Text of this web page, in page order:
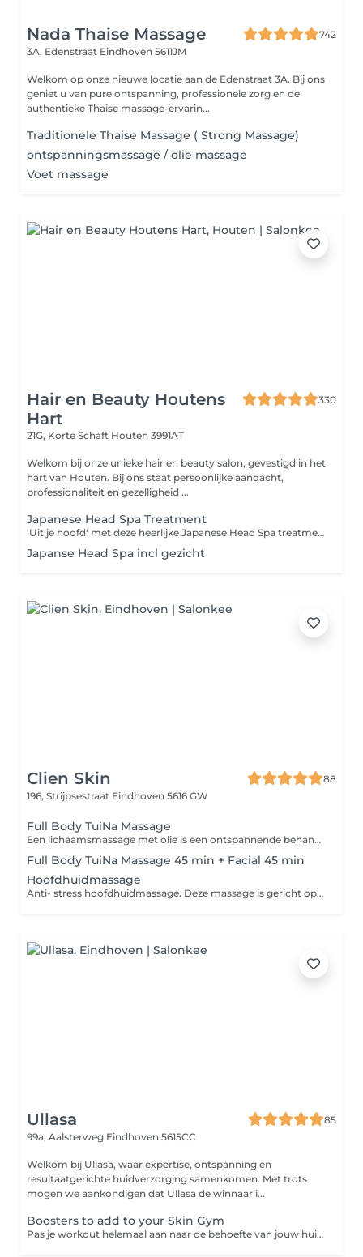
Nada Thaise Massage
742
3A, Edenstraat Eindhoven 5611JM
Welkom op onze nieuwe locatie aan de Edenstraat 3A. Bij ons
geniet u van pure ontspanning, professionele zorg en de
authentieke Thaise massage-ervarin...
Traditionele Thaise Massage ( Strong Massage)
ontspanningsmassage / olie massage
Voet massage
Hair en Beauty Houtens
Hart
330
21G, Korte Schaft Houten 3991AT
Welkom bij onze unieke hair en beauty salon, gevestigd in het
hart van Houten. Bij ons staat persoonlijke aandacht,
professionaliteit en gezelligheid ...
Japanese Head Spa Treatment
'Uit je hoofd' met deze heerlijke Japanese Head Spa treatment. Tijdens deze behandeling wordt je hoofdhuid, gezicht, nek en schouders gemasseerd met de producten van FFOR . Deze zijn 100% vegan en gemaakt van natuurlijk afgeleide ingrediënten. Tijdens de massage wordt je hoofdhuid grondig gereingd en gevoed. Je haar wordt hierna losjes met de hand gedroogd.
Japanse Head Spa incl gezicht
Clien Skin
88
196, Strijpsestraat Eindhoven 5616 GW
Full Body TuiNa Massage
Een lichaamsmassage met olie is een ontspannende behandeling die het hele lichaam verzorgt en tot rust brengt. Door warme, voedende olie en TuiNa-technieken afkomstig uit de traditionele Chinese geneeskunde worden meridianen en drukpunten gestimuleerd. Dit bevordert de doorbloeding, vermindert spierspanning en kalmeert het zenuwstelsel. Tijdens het startgesprek kun je aangeven waar extra aandacht nodig is, zodat de massage gericht klachten verlicht en je diep kunt ontspannen. Praktische tip: Voor deze massage is het handig om comfortabele kleding te dragen die makkelijk aan en uit gaat. Vermijd delicate of dure outfits, omdat er met olie wordt gewerkt en we binnen een beperkte tijd van 45 minuten zitten. Hoewel ik zorgvuldig te werk ga, is een olievlek nooit helemaal uit te sluiten. Zo kun jij ontspannen beginnen én eindigen!
Full Body TuiNa Massage 45 min + Facial 45 min
Hoofdhuidmassage
Anti- stress hoofdhuidmassage. Deze massage is gericht op het verminderen van stress en hoofdpijn klachten.
Ullasa
85
99a, Aalsterweg Eindhoven 5615CC
Welkom bij Ullasa, waar expertise, ontspanning en
resultaatgerichte huidverzorging samenkomen. Met trots
mogen we aankondigen dat Ullasa de winnaar i...
Boosters to add to your Skin Gym
Pas je workout helemaal aan naar de behoefte van jouw huid door een booster toe te voegen. Hierdoor krijg je altijd een customised treatment. ENG: Adjust you workout completely to the needs of your skin by adding a booster. This means you always receive a customised treatment.